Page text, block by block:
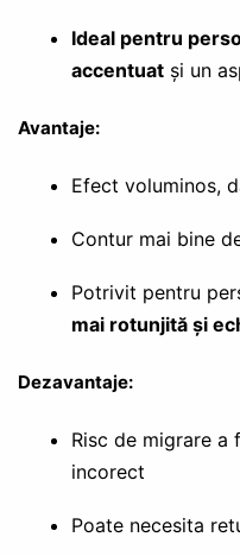
Ideal pentru
accentuatși un
Avantaje:
Efect voluminos,
Contur mai bine
Potrivit pentru
mai rotunjită și
Dezavantaje:
Risc de migrare a
incorect
Poate necesita